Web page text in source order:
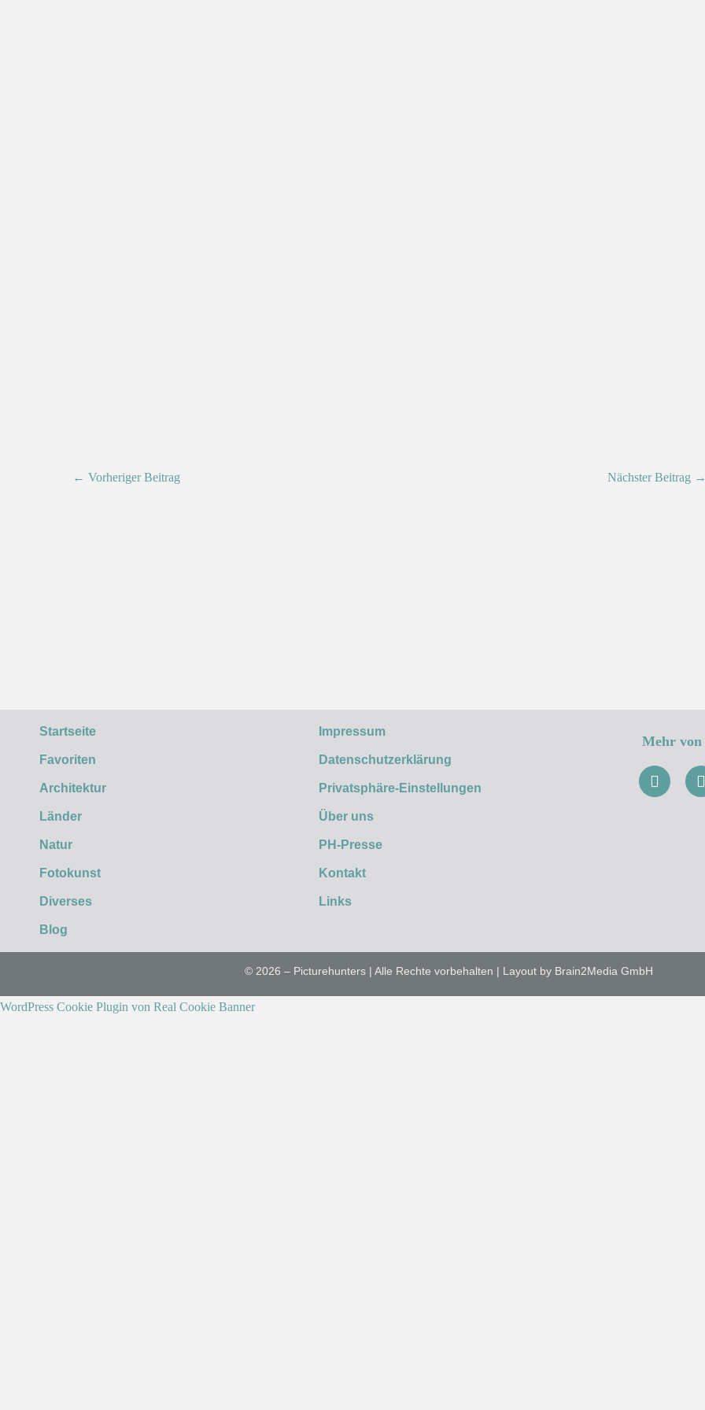
← Vorheriger Beitrag Nächster Beitrag →
Startseite
Favoriten
Architektur
Länder
Natur
Fotokunst
Diverses
Blog
Impressum
Datenschutzerklärung
Privatsphäre-Einstellungen
Über uns
PH-Presse
Kontakt
Links
Mehr von
© 2026 – Picturehunters | Alle Rechte vorbehalten | Layout by Brain2Media GmbH
WordPress Cookie Plugin von Real Cookie Banner